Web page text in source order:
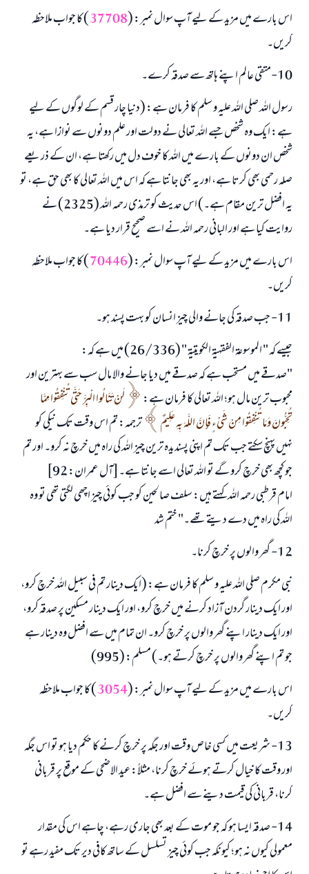
اس بارے میں مزید کے لیے آپ سوال نمبر: (37708) کا جواب ملاحظہ
کریں۔
10-متقی عالم اپنے ہاتھ سے صدقہ کرے۔
رسول اللہ صلی اللہ علیہ و سلم کا فرمان ہے: (دنیا چار قسم کے لوگوں کے لیے
ہے: ایک وہ شخص جسے اللہ تعالی نے دولت اور علم دونوں سے نوازا ہے، یہ
شخص ان دونوں کے بارے میں اللہ کا خوف دل میں رکھتا ہے، ان کے ذریعے
صلہ رحمی بھی کرتا ہے، اور یہ بھی جانتا ہے کہ اس میں اللہ تعالی کا بھی حق ہے، تو
یہ افضل ترین مقام ہے۔) اس حدیث کو ترمذی رحمہ اللہ (2325) نے
روایت کیا ہے اور البانی رحمہ اللہ نے اسے صحیح قرار دیا ہے۔
اس بارے میں مزید کے لیے آپ سوال نمبر: (70446) کا جواب ملاحظہ
کریں۔
11- جب صدقہ کی جانے والی چیز انسان کو بہت پسند ہو۔
جیسے کہ " الموسوعة الفقهية الكويتية " (26/336) میں ہے کہ:
"صدقے میں مستحب ہے کہ صدقے میں دیا جانے والا مال سب سے بہترین اور
محبوب ترین مال ہو؛ اللہ تعالی کا فرمان ہے:
لَنْ تَنَالُوا الْبِرَّ حَتَّى تُنْفِقُوا مِمَّا
تُحِبُّونَ وَمَا تُنْفِقُوا مِنْ شَيْءٍ فَإِنَّ اللَّهَ بِهِ عَلِيمٌ
ترجمہ: تم اس وقت تک نیکی کو
نہیں پہنچ سکتے جب تک تم اپنی پسندیدہ ترین چیز اللہ کی راہ میں خرچ نہ کرو۔ اور تم
جو کچھ بھی خرچ کرو گے تو اللہ تعالی اسے جانتا ہے۔[آل عمران: 92]
امام قرطبی رحمہ اللہ کہتے ہیں: سلف صالحین کو جب کوئی چیز اچھی لگتی تھی تو وہ
اللہ کی راہ میں دے دیتے تھے۔" ختم شد
12- گھر والوں پر خرچ کرنا۔
نبی مکرم صلی اللہ علیہ و سلم کا فرمان ہے: (ایک دینار تم فی سبیل اللہ خرچ کرو،
اور ایک دینار گردن آزاد کرنے میں خرچ کرو، اور ایک دینار مسکین پر صدقہ کرو،
اور ایک دینار اپنے گھر والوں پر خرچ کرو۔ ان تمام میں سے افضل وہ دینار ہے
جو تم اپنے گھر والوں پر خرچ کرتے ہو۔) مسلم: (995)
اس بارے میں مزید کے لیے آپ سوال نمبر: (3054) کا جواب ملاحظہ
کریں۔
13- شریعت میں کسی خاص وقت اور جگہ پر خرچ کرنے کا حکم دیا ہو تو اس جگہ
اور وقت کا خیال کرتے ہوئے خرچ کرنا، مثلاً: عید الاضحی کے موقع پر قربانی
کرنا، قربانی کی قیمت دینے سے افضل ہے۔
14- صدقہ ایسا ہو کہ جو موت کے بعد بھی جاری رہے، چاہے اس کی مقدار
معمولی کیوں نہ ہو؛ کیونکہ جب کوئی چیز تسلسل کے ساتھ کافی دیر تک مفید رہے تو